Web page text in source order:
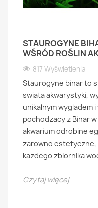
STAUROGYNE
WŚRÓD ROŚLIN
817 Wyświetlenia
Staurogyne bihar to
swiata akwarystyki,
unikalnym wygladem
pochodzacy z Bihar
akwarium odrobine
zarowno estetyczne,
kazdego zbiornika
Czytaj więcej